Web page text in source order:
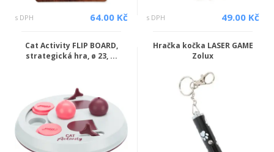
s DPH 64.00 Kč s DPH 49.00 Kč
Cat Activity FLIP BOARD,
strategická hra, ø 23, ...
Hračka kočka LASER GAME
Zolux